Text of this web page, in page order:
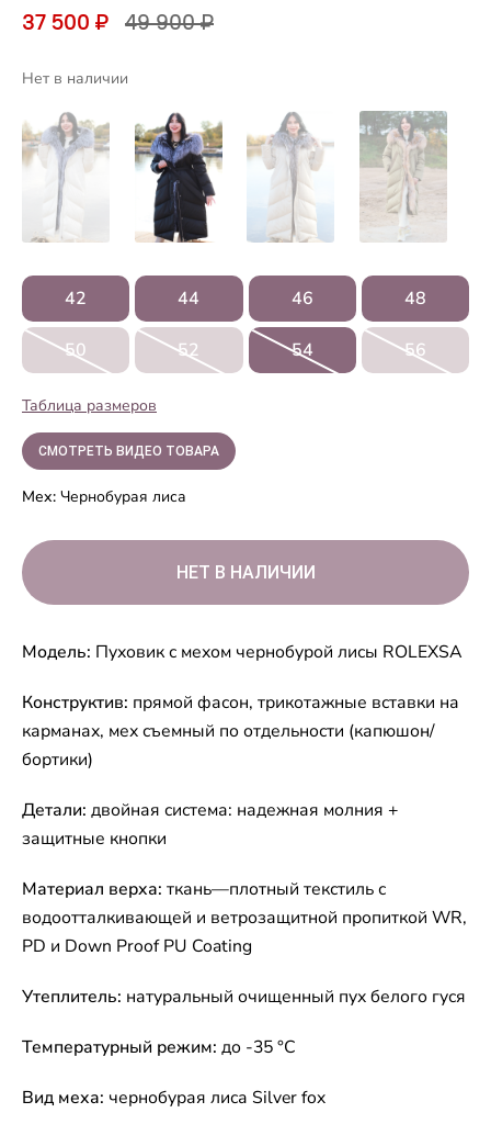
37 500 ₽ 49 900 ₽
Нет в наличии
42 44 46 48
50 52 54 56
Таблица размеров
СМОТРЕТЬ ВИДЕО ТОВАРА
Мех: Чернобурая лиса
Модель: Пуховик с мехом чернобурой лисы ROLEXSA
Конструктив: прямой фасон, трикотажные вставки на
карманах, мех съемный по отдельности (капюшон/
бортики)
Детали: двойная система: надежная молния +
защитные кнопки
Материал верха: ткань—плотный текстиль с
водоотталкивающей и ветрозащитной пропиткой WR,
PD и Down Proof PU Coating
Утеплитель: натуральный очищенный пух белого гуся
Температурный режим: до -35 °C
Вид меха: чернобурая лиса Silver fox